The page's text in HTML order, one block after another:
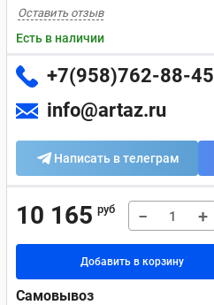
Оставить отзыв
Есть в наличии
+7(958)762-88-45
info@artaz.ru
Написать в телеграм
10 165 руб − +
Добавить в корзину
Самовывоз